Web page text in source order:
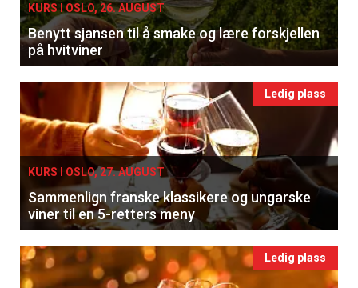
KURS I OSLO, 26. AUGUST
Benytt sjansen til å smake og lære forskjellen
på hvitviner
Ledig plass
KURS I OSLO, 27. AUGUST
Sammenlign franske klassikere og ungarske
viner til en 5-retters meny
Ledig plass